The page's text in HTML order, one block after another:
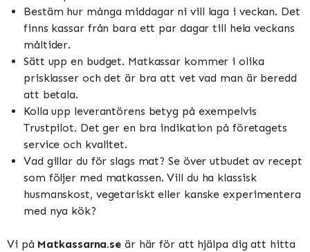
Bestäm hur många middagar ni vill laga i veckan. Det
finns kassar från bara ett par dagar till hela veckans
måltider.
Sätt upp en budget. Matkassar kommer i olika
prisklasser och det är bra att vet vad man är beredd
att betala.
Kolla upp leverantörens betyg på exempelvis
Trustpilot. Det ger en bra indikation på företagets
service och kvalitet.
Vad gillar du för slags mat? Se över utbudet av recept
som följer med matkassen. Vill du ha klassisk
husmanskost, vegetariskt eller kanske experimentera
med nya kök?
Vi på Matkassarna.se är här för att hjälpa dig att hitta